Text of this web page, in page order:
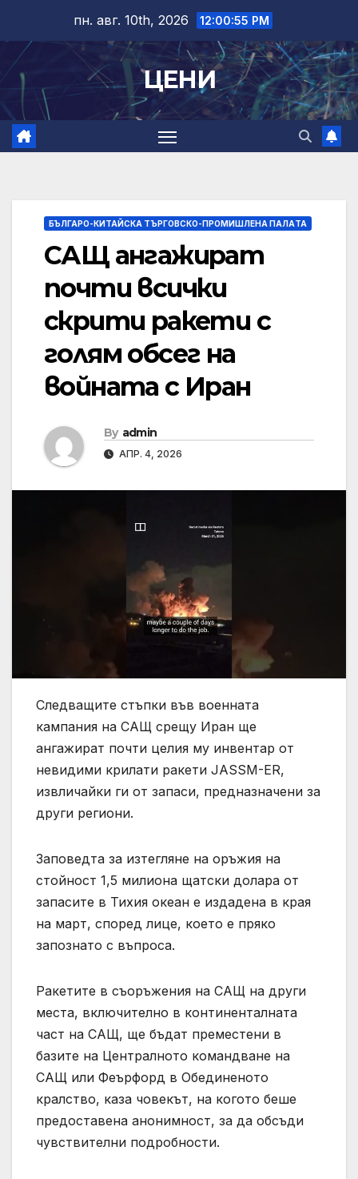
content
пн. авг. 10th, 2026 12:00:56 PM
ЦЕНИ
БЪЛГАРО-КИТАЙСКА ТЪРГОВСКО-ПРОМИШЛЕНА ПАЛAТА
САЩ ангажират
почти всички
скрити ракети с
голям обсег на
войната с Иран
By admin
АПР. 4, 2026
Следващите стъпки във военната
кампания на САЩ срещу Иран ще
ангажират почти целия му инвентар от
невидими крилати ракети JASSM-ER,
извличайки ги от запаси, предназначени за
други региони.
Заповедта за изтегляне на оръжия на
стойност 1,5 милиона щатски долара от
запасите в Тихия океан е издадена в края
на март, според лице, което е пряко
запознато с въпроса.
Ракетите в съоръжения на САЩ на други
места, включително в континенталната
част на САЩ, ще бъдат преместени в
базите на Централното командване на
САЩ или Феърфорд в Обединеното
кралство, каза човекът, на когото беше
предоставена анонимност, за да обсъди
чувствителни подробности.